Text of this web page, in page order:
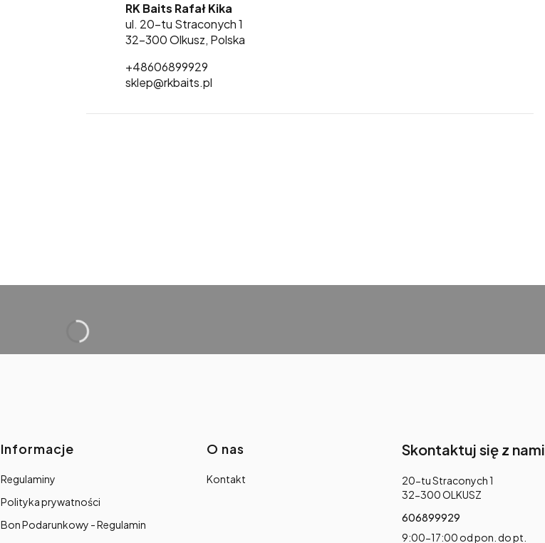
RK Baits Rafał Kika
ul. 20-tu Straconych 1
32-300 Olkusz, Polska
+48606899929
sklep@rkbaits.pl
Informacje
Regulaminy
Polityka prywatności
Bon Podarunkowy - Regulamin
O nas
Kontakt
Skontaktuj się z nami
Adres:
20-tu Straconych 1
32-300 OLKUSZ
606899929
9:00-17:00 od pon. do pt.